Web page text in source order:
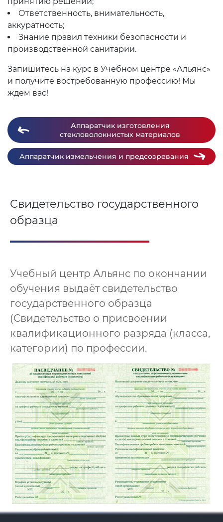
Ответственность, внимательность,
аккуратность;
Знание правил техники безопасности и
производственной санитарии.
Запишитесь на курс в Учебном центре «Альянс»
и получите востребованную профессию! Мы
ждем вас!
Аппаратчик изготовления
стекловолокнистых материалов
Аппаратчик измельчения и предсозревания
Свидетельство государственного
образца
Учебный центр Альянс по окончании
обучения выдаёт свидетельство
государственного образца
(Свидетельство о присвоении
квалификационного разряда (класса,
категории) по профессии.